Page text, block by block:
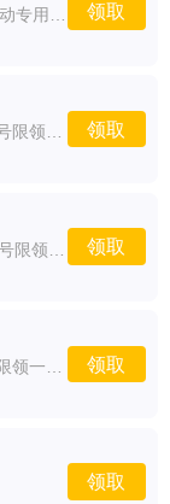
领取
领取
领取
领取
领取